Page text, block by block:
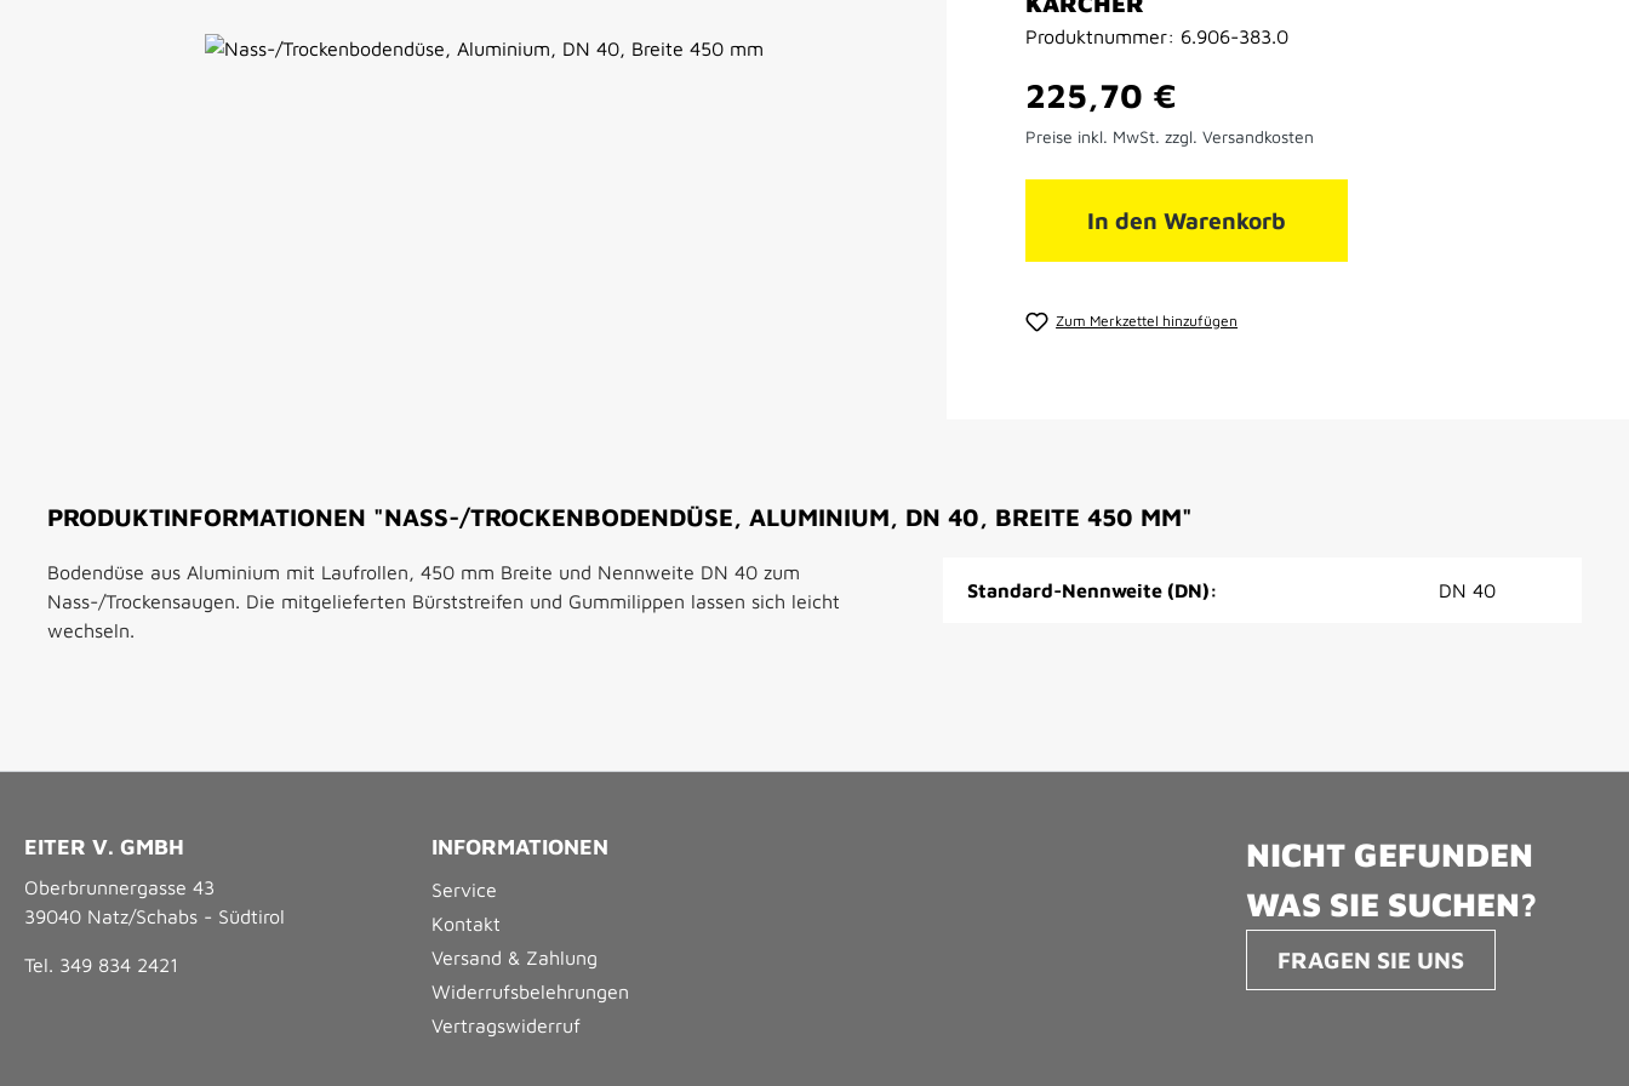
Bildergalerie überspringen
Produktnummer: 6.906-383.0
Regulärer Preis:
225,70 €
Preise inkl. MwSt. zzgl. Versandkosten
In den Warenkorb
Zum Merkzettel hinzufügen
PRODUKTINFORMATIONEN "NASS-/TROCKENBODENDÜSE, ALUMINIUM, DN 40, BREITE 450 MM"
Bodendüse aus Aluminium mit Laufrollen, 450 mm Breite und Nennweite DN 40 zum
Nass-/Trockensaugen. Die mitgelieferten Bürststreifen und Gummilippen lassen sich leicht
wechseln.
Standard-Nennweite (DN): DN 40
EITER V. GMBH
Oberbrunnergasse 43
39040 Natz/Schabs - Südtirol
Tel. 349 834 2421
INFORMATIONEN
Service
Kontakt
Versand & Zahlung
Widerrufsbelehrungen
Vertragswiderruf
NICHT GEFUNDEN
WAS SIE SUCHEN?
FRAGEN SIE UNS